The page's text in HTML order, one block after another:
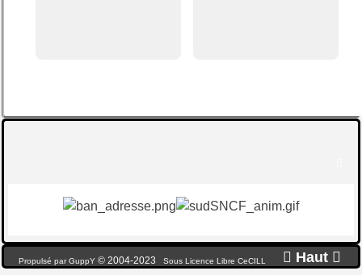
 Haut 
Propulsé par GuppY © 2004-2023 Sous Licence Libre CeCILL